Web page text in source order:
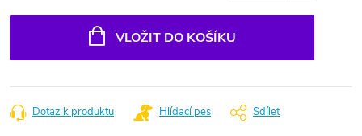
VLOŽIT DO KOŠÍKU
Dotaz k produktu Hlídací pes Sdílet